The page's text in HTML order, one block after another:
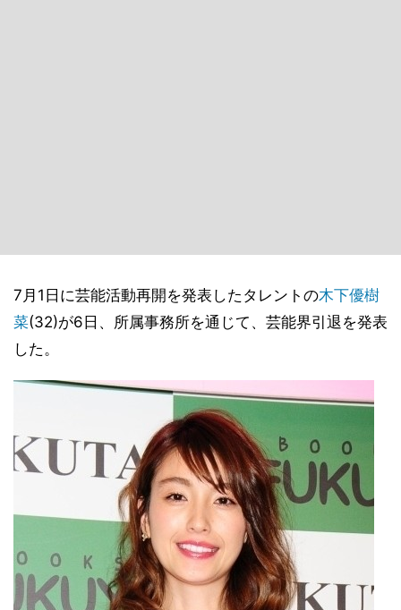
7月1日に芸能活動再開を発表したタレントの木下優樹
菜(32)が6日、所属事務所を通じて、芸能界引退を発表
した。